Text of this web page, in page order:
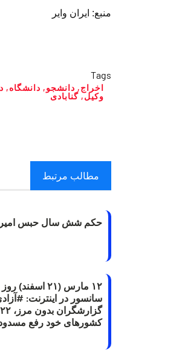
منبع: ایران وایر
Tags
اخراج, دانشجو, دانشگاه,
وکیل, گنابادی
مطالب مرتبط
حکم شش سال حبس
۱۲ مارس (۲۱
سانسور در اینترنت:
کشورهای خود رفع